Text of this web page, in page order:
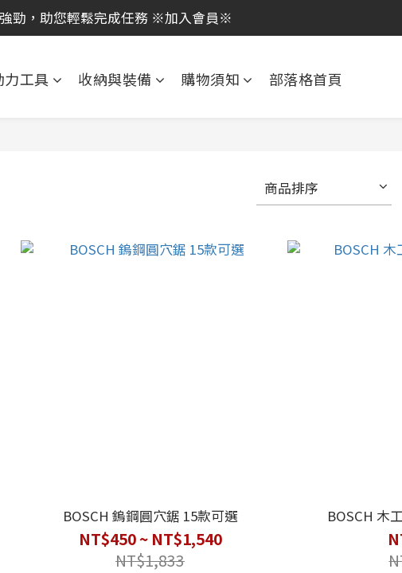
享免運費，工具補貨趁現在！立即逛活動商品
勁，助您輕鬆完成任務 ※加入會員※
力工具 收納與裝備 購物須知 部落格首頁
商品排序
BOSCH 鎢鋼圓穴鋸 15款可選
NT$450 ~ NT$1,540
NT$1,833
BOSCH 木